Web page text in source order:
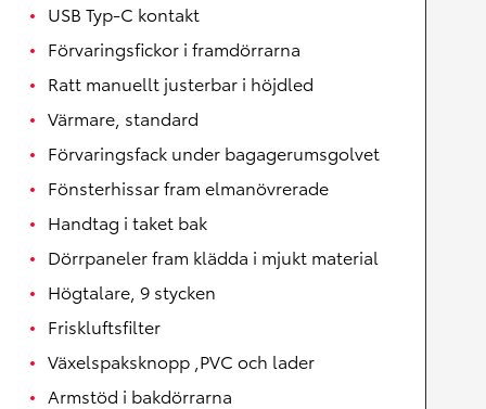
USB Typ-C kontakt
Förvaringsfickor i framdörrarna
Ratt manuellt justerbar i höjdled
Värmare, standard
Förvaringsfack under bagagerumsgolvet
Fönsterhissar fram elmanövrerade
Handtag i taket bak
Dörrpaneler fram klädda i mjukt material
Högtalare, 9 stycken
Friskluftsfilter
Växelspaksknopp ,PVC och lader
Armstöd i bakdörrarna